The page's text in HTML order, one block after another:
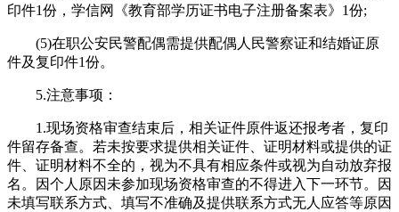
印件1份，学信网《教育部学历证书电子注册备案表》1份;
(5)在职公安民警配偶需提供配偶人民警察证和结婚证原
件及复印件1份。
5.注意事项：
1.现场资格审查结束后，相关证件原件返还报考者，复印
件留存备查。若未按要求提供相关证件、证明材料或提供的证
件、证明材料不全的，视为不具有相应条件或视为自动放弃报
名。因个人原因未参加现场资格审查的不得进入下一环节。因
未填写联系方式、填写不准确及提供联系方式无人应答等原因